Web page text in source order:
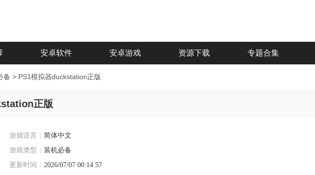
安卓软件 安卓游戏 资源下载 专题合集
备 > PS1模拟器duckstation正版
正版
游戏语言： 简体中文
游戏类型： 装机必备
更新时间： 2026/07/07 00:14:57